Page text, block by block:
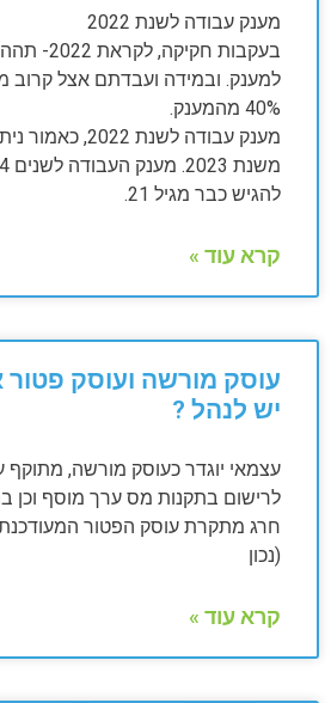
מענק עבודה לשנת 2022
למענק. ובמידה ועבדתם אצל
40% מהמענק.
מענק עבודה לשנת
להגיש כבר מגיל 21.
קרא עוד »
עוסק מורשה ועוסק פטור
יש לנהל ?
עצמאי יוגדר כעוסק מורשה, מתוקף
לרישום בתקנות מס ערך מוסף וכן
חרג מתקרת עוסק הפטור
(נכון
קרא עוד »